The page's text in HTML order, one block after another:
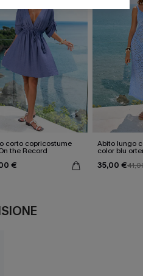
corto copricostume
the Record
€
Abito lungo
color blu
35,00 €